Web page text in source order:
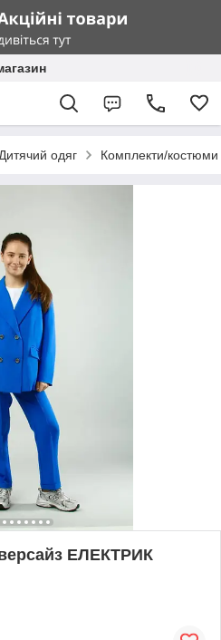
Дитячий одяг Комплекти/костюми
ЕЛЕКТРИК